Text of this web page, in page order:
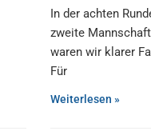
In der achten
zweite
waren wir klarer
Für
Weiterlesen »